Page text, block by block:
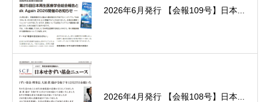
2026年6月発行 【会報109号】日本...
2026年4月発行 【会報108号】日本...